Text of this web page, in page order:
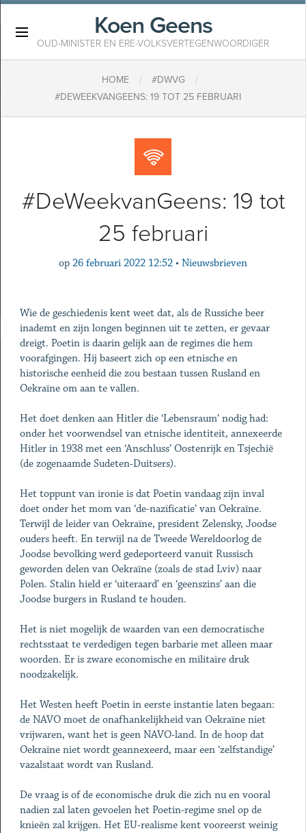
Koen Geens
OUD-MINISTER EN ERE-VOLKSVERTEGENWOORDIGER
HOME / #DWVG /
#DEWEEKVANGEENS: 19 TOT 25 FEBRUARI
#DeWeekvanGeens: 19 tot
25 februari
op 26 februari 2022 12:52 • Nieuwsbrieven
Wie de geschiedenis kent weet dat, als de Russiche beer
inademt en zijn longen beginnen uit te zetten, er gevaar
dreigt. Poetin is daarin gelijk aan de regimes die hem
voorafgingen. Hij baseert zich op een etnische en
historische eenheid die zou bestaan tussen Rusland en
Oekraïne om aan te vallen.
Het doet denken aan Hitler die ‘Lebensraum’ nodig had:
onder het voorwendsel van etnische identiteit, annexeerde
Hitler in 1938 met een ‘Anschluss’ Oostenrijk en Tsjechië
(de zogenaamde Sudeten-Duitsers).
Het toppunt van ironie is dat Poetin vandaag zijn inval
doet onder het mom van ‘de-nazificatie’ van Oekraïne.
Terwijl de leider van Oekraïne, president Zelensky, Joodse
ouders heeft. En terwijl na de Tweede Wereldoorlog de
Joodse bevolking werd gedeporteerd vanuit Russisch
geworden delen van Oekraïne (zoals de stad Lviv) naar
Polen. Stalin hield er ‘uiteraard’ en ‘geenszins’ aan die
Joodse burgers in Rusland te houden.
Het is niet mogelijk de waarden van een democratische
rechtsstaat te verdedigen tegen barbarie met alleen maar
woorden. Er is zware economische en militaire druk
noodzakelijk.
Het Westen heeft Poetin in eerste instantie laten begaan:
de NAVO moet de onafhankelijkheid van Oekraïne niet
vrijwaren, want het is geen NAVO-land. In de hoop dat
Oekraïne niet wordt geannexeerd, maar een ‘zelfstandige’
vazalstaat wordt van Rusland.
De vraag is of de economische druk die zich nu en vooral
nadien zal laten gevoelen het Poetin-regime snel op de
knieën zal krijgen. Het EU-realisme kent vooreerst weinig